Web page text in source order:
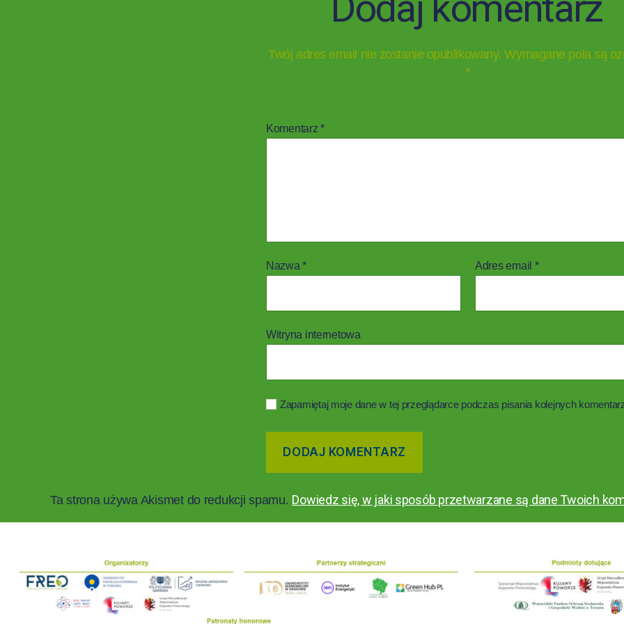
Twój adres email nie zostanie opublikowany. Wymagane pola są
*
Komentarz*
Nazwa* Adres email *
Witryna internetowa
Zapamiętaj moje dane w tej przeglądarce podczas pisania kolejnych
Ta strona używa Akismet do redukcji spamu. Dowiedz się, w jaki sposób przetwarzane są dane Twoich